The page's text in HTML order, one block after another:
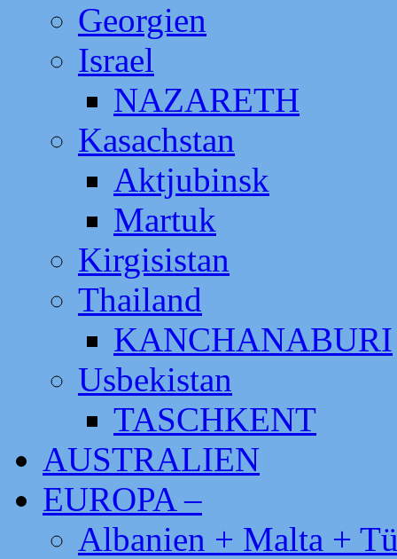
Georgien
Israel
NAZARETH
Kasachstan
Aktjubinsk
Martuk
Kirgisistan
Thailand
KANCHANABURI
Usbekistan
TASCHKENT
AUSTRALIEN
EUROPA –
Albanien + Malta +